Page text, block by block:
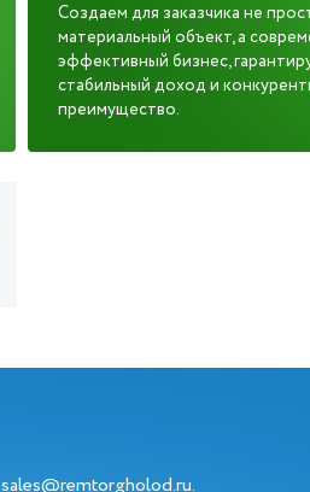
Создаем для заказчика не
материальный объект, а
эффективный бизнес,
стабильный доход и
преимущество.
sales@remtorgholod.ru.